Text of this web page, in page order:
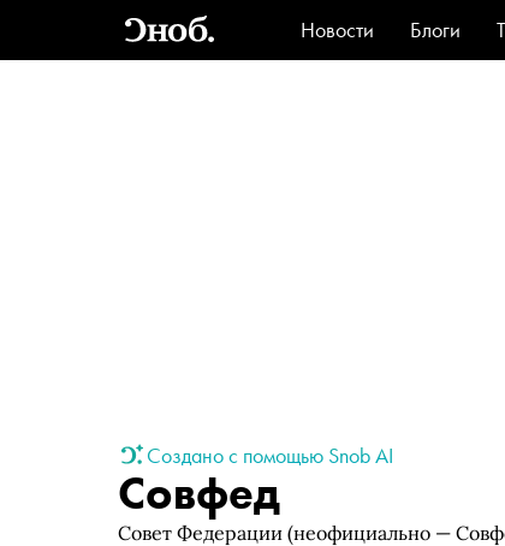
Новости Блоги
Стиль
Создано с помощью Snob AI
Совфед
Совет Федерации (неофициально —